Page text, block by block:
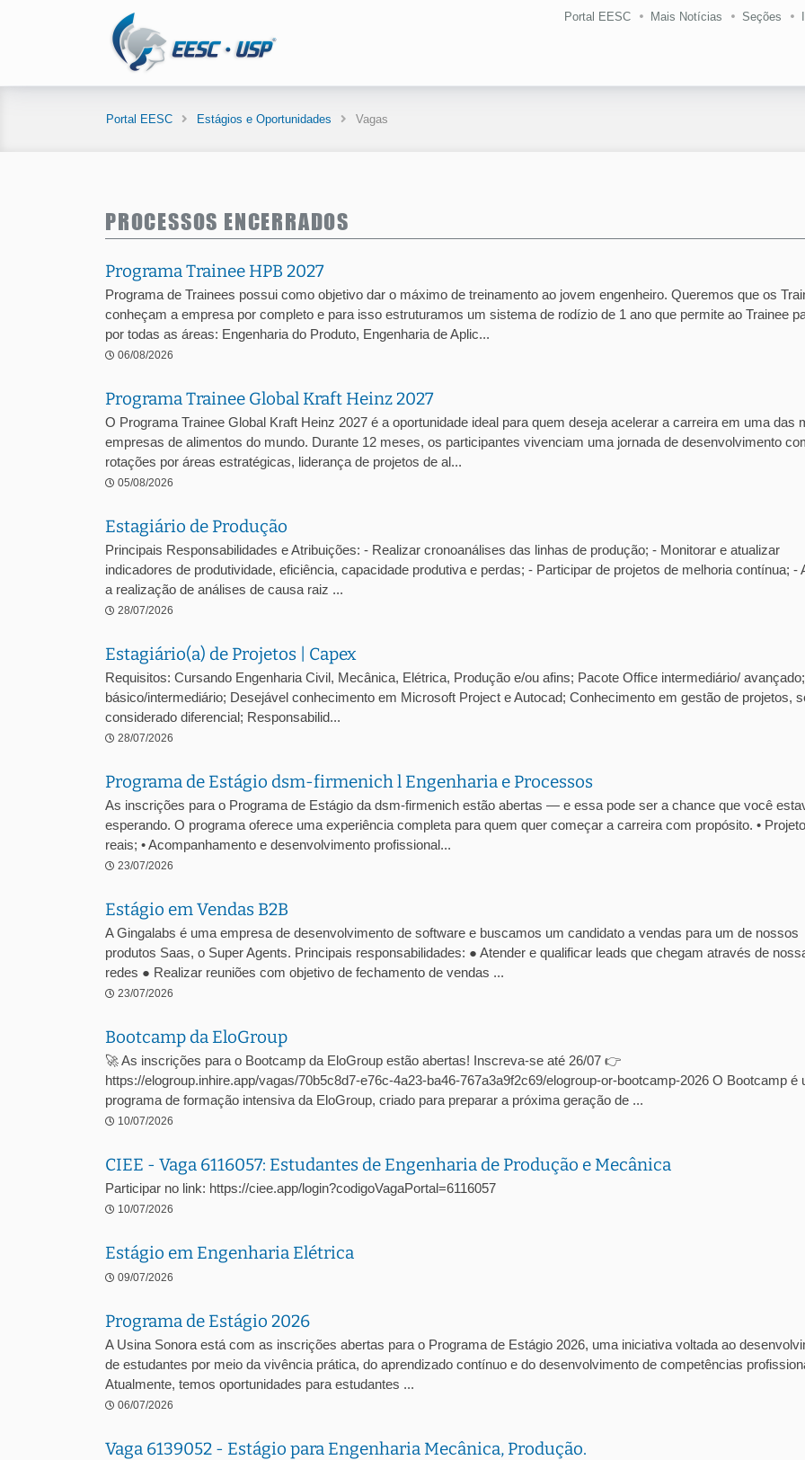
Portal EESC Mais Notícias Seções
Portal EESC Estágios e Oportunidades Vagas
PROCESSOS ENCERRADOS
Programa Trainee HPB 2027
Programa de Trainees possui como objetivo dar o máximo de treinamento ao jovem engenheiro. Queremos que os
conheçam a empresa por completo e para isso estruturamos um sistema de rodízio de 1 ano que permite ao Trainee
por todas as áreas: Engenharia do Produto, Engenharia de Aplic...
06/08/2026
Programa Trainee Global Kraft Heinz 2027
O Programa Trainee Global Kraft Heinz 2027 é a oportunidade ideal para quem deseja acelerar a carreira em uma das
empresas de alimentos do mundo. Durante 12 meses, os participantes vivenciam uma jornada de desenvolvimento
rotações por áreas estratégicas, liderança de projetos de al...
05/08/2026
Estagiário de Produção
Principais Responsabilidades e Atribuições: - Realizar cronoanálises das linhas de produção; - Monitorar e atualizar
indicadores de produtividade, eficiência, capacidade produtiva e perdas; - Participar de projetos de melhoria contínua; -
a realização de análises de causa raiz ...
28/07/2026
Estagiário(a) de Projetos | Capex
Requisitos: Cursando Engenharia Civil, Mecânica, Elétrica, Produção e/ou afins; Pacote Office intermediário/
básico/intermediário; Desejável conhecimento em Microsoft Project e Autocad; Conhecimento em gestão de projetos,
considerado diferencial; Responsabilid...
28/07/2026
Programa de Estágio dsm-firmenich l Engenharia e Processos
As inscrições para o Programa de Estágio da dsm-firmenich estão abertas — e essa pode ser a chance que você
esperando. O programa oferece uma experiência completa para quem quer começar a carreira com propósito. •
reais; • Acompanhamento e desenvolvimento profissional...
23/07/2026
Estágio em Vendas B2B
A Gingalabs é uma empresa de desenvolvimento de software e buscamos um candidato a vendas para um de nossos
produtos Saas, o Super Agents. Principais responsabilidades: ● Atender e qualificar leads que chegam através de
redes ● Realizar reuniões com objetivo de fechamento de vendas ...
23/07/2026
Bootcamp da EloGroup
🚀 As inscrições para o Bootcamp da EloGroup estão abertas! Inscreva-se até 26/07 👉
https://elogroup.inhire.app/vagas/70b5c8d7-e76c-4a23-ba46-767a3a9f2c69/elogroup-or-bootcamp-2026 O Bootcamp é
programa de formação intensiva da EloGroup, criado para preparar a próxima geração de ...
10/07/2026
CIEE - Vaga 6116057: Estudantes de Engenharia de Produção e Mecânica
Participar no link: https://ciee.app/login?codigoVagaPortal=6116057
10/07/2026
Estágio em Engenharia Elétrica
09/07/2026
Programa de Estágio 2026
A Usina Sonora está com as inscrições abertas para o Programa de Estágio 2026, uma iniciativa voltada ao
de estudantes por meio da vivência prática, do aprendizado contínuo e do desenvolvimento de competências
Atualmente, temos oportunidades para estudantes ...
06/07/2026
Vaga 6139052 - Estágio para Engenharia Mecânica, Produção.